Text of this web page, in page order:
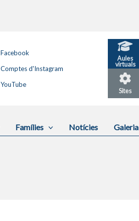
Facebook
Comptes d'Instagram
YouTube
Aules
virtuals
Sites
Famílies Notícies Galeria